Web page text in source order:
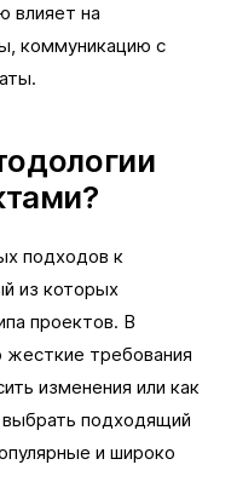
влияет на
коммуникацию с
подходов к
из которых
проектов. В
жесткие требования
изменения или как
подходящий
и широко